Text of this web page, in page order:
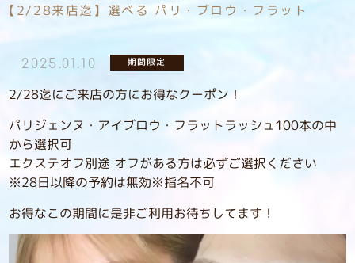
【2/28来店迄】選べる パリ・ブロウ・フラット
2025.01.10 期間限定
2/28迄にご来店の方にお得なクーポン！
パリジェンヌ・アイブロウ・フラットラッシュ100本の中
から選択可
エクステオフ別途 オフがある方は必ずご選択ください
※28日以降の予約は無効※指名不可
お得なこの期間に是非ご利用お待ちしてます！